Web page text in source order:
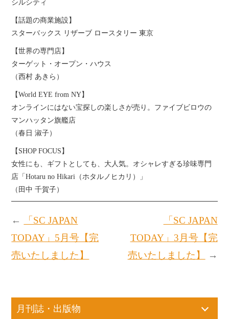
シルシティ
【話題の商業施設】
スターバックス リザーブ ロースタリー 東京
【世界の専門店】
ターゲット・オープン・ハウス
（西村 あきら）
【World EYE from NY】
オンラインにはない宝探しの楽しさが売り。ファイブビロウの
マンハッタン旗艦店
（春日 淑子）
【SHOP FOCUS】
女性にも、ギフトとしても、大人気。オシャレすぎる珍味専門
店「Hotaru no Hikari（ホタルノヒカリ）」
（田中 千賀子）
「SC JAPAN
TODAY」3月号【完
売いたしました】
→
←
「SC JAPAN
TODAY」5月号【完
売いたしました】
月刊誌・出版物